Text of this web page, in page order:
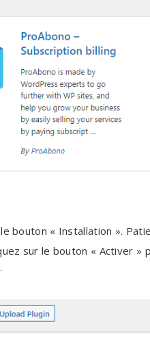
bouton « Installation ».
sur le bouton « Activer